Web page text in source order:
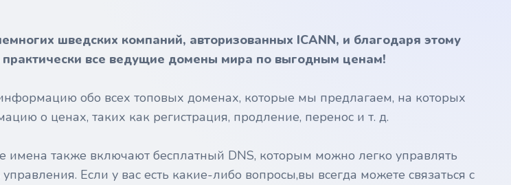
шведских компаний, авторизованных ICANN, и благодаря этому
практически все ведущие домены мира по выгодным ценам!
обо всех топовых доменах, которые мы предлагаем, на которых
о ценах, таких как регистрация, продление, перенос и т. д.
также включают бесплатный DNS, которым можно легко управлять
Если у вас есть какие-либо вопросы,вы всегда можете связаться с